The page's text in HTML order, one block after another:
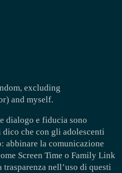
excluding
and myself.
dialogo e fiducia sono
dico che con gli adolescenti
abbinare la comunicazione
Screen Time o Family Link
nell’uso di questi